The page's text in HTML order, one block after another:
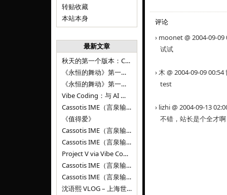
转贴收藏
本站本身
最新文章
秋天的第一个版本：Cassotis IME（言泉输入法）v1.12.0
《永恒的舞动》第一百二十八章
《永恒的舞动》第一百二十七章
Vibe Coding：与 AI 并肩进步——言泉输入法 v0.4.1
Cassotis IME（言泉输入法）v0.3.1
《值得爱》
Cassotis IME（言泉输入法）v0.2.0
Cassotis IME（言泉输入法）v0.1.0
Project V via Vibe Coding
Cassotis IME（言泉输入法）阶段二
Cassotis IME（言泉输入法）
沈语熙 VLOG – 上海世博文化公园双子山
评论
› moonet @ 2004-09-09
试试
› 木 @ 2004-09-09 00:54
test
› lizhi @ 2004-09-13
不错，站长是个全才